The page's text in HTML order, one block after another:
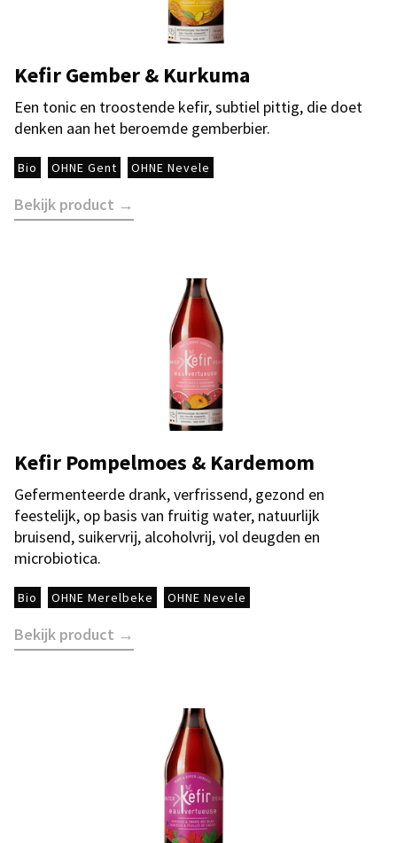
Kefir Gember & Kurkuma
Een tonic en troostende kefir, subtiel pittig, die doet
denken aan het beroemde gemberbier.
Bio OHNE Gent OHNE Nevele
Bekijk product →
Kefir Pompelmoes & Kardemom
Gefermenteerde drank, verfrissend, gezond en
feestelijk, op basis van fruitig water, natuurlijk
bruisend, suikervrij, alcoholvrij, vol deugden en
microbiotica.
Bio OHNE Merelbeke OHNE Nevele
Bekijk product →